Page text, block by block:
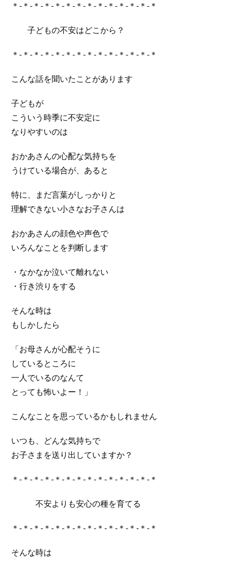
＊-＊-＊-＊-＊-＊-＊-＊-＊-＊-＊-＊-＊-＊
子どもの不安はどこから？
＊-＊-＊-＊-＊-＊-＊-＊-＊-＊-＊-＊-＊-＊
こんな話を聞いたことがあります
子どもが
こういう時季に不安定に
なりやすいのは
おかあさんの心配な気持ちを
うけている場合が、あると
特に、まだ言葉がしっかりと
理解できない小さなお子さんは
おかあさんの顔色や声色で
いろんなことを判断します
・なかなか泣いて離れない
・行き渋りをする
そんな時は
もしかしたら
「お母さんが心配そうに
しているところに
一人でいるのなんて
とっても怖いよー！」
こんなことを思っているかもしれません
いつも、どんな気持ちで
お子さまを送り出していますか？
＊-＊-＊-＊-＊-＊-＊-＊-＊-＊-＊-＊-＊-＊
不安よりも安心の種を育てる
＊-＊-＊-＊-＊-＊-＊-＊-＊-＊-＊-＊-＊-＊
そんな時は